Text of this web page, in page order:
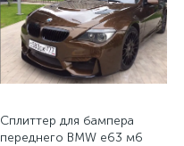
Сплиттер для бампера
переднего BMW e63 м6